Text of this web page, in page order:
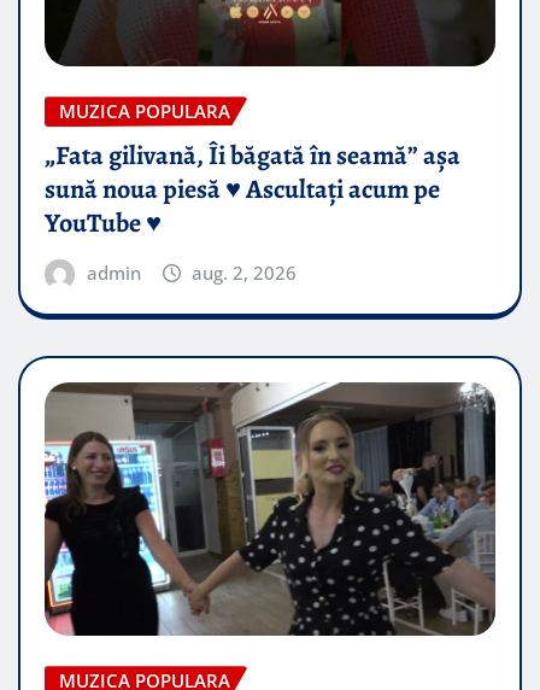
MUZICA POPULARA
„Fata gilivană, Îi băgată în seamă” așa
sună noua piesă ♥️ Ascultați acum pe
YouTube ♥️
admin aug. 2, 2026
MUZICA POPULARA